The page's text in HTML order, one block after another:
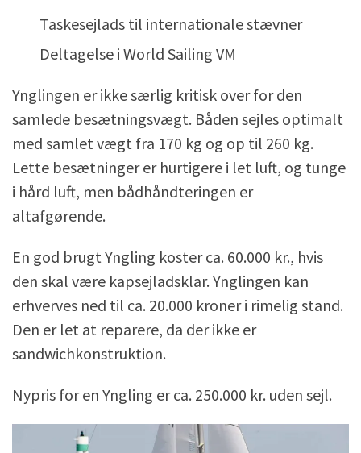
Taskesejlads til internationale stævner
Deltagelse i World Sailing VM
Ynglingen er ikke særlig kritisk over for den
samlede besætningsvægt. Båden sejles optimalt
med samlet vægt fra 170 kg og op til 260 kg.
Lette besætninger er hurtigere i let luft, og tunge
i hård luft, men bådhåndteringen er
altafgørende.
En god brugt Yngling koster ca. 60.000 kr., hvis
den skal være kapsejladsklar. Ynglingen kan
erhverves ned til ca. 20.000 kroner i rimelig stand.
Den er let at reparere, da der ikke er
sandwichkonstruktion.
Nypris for en Yngling er ca. 250.000 kr. uden sejl.